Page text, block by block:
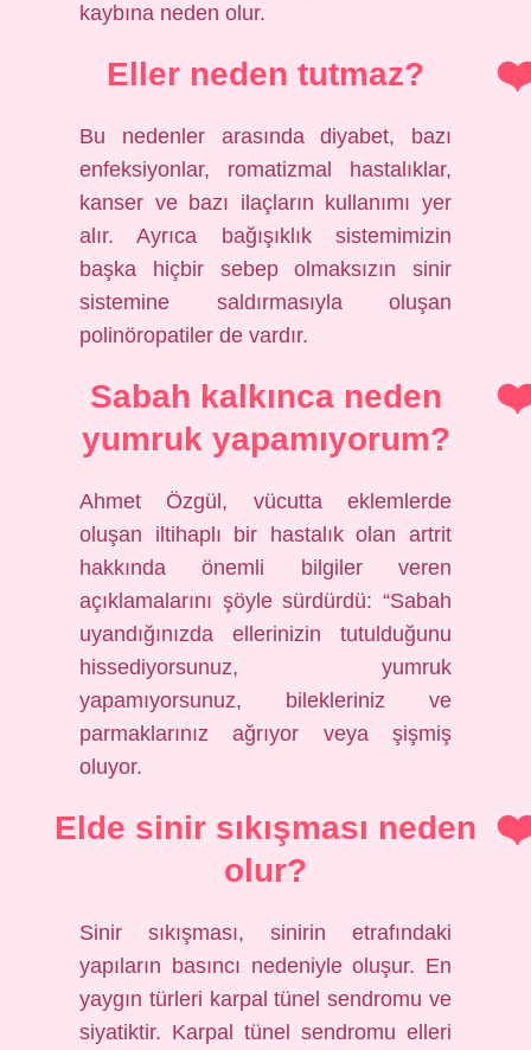
kaybına neden olur.
Eller neden tutmaz?
Bu nedenler arasında diyabet, bazı
enfeksiyonlar, romatizmal hastalıklar,
kanser ve bazı ilaçların kullanımı yer
alır. Ayrıca bağışıklık sistemimizin
başka hiçbir sebep olmaksızın sinir
sistemine saldırmasıyla oluşan
polinöropatiler de vardır.
Sabah kalkınca neden
yumruk yapamıyorum?
Ahmet Özgül, vücutta eklemlerde
oluşan iltihaplı bir hastalık olan artrit
hakkında önemli bilgiler veren
açıklamalarını şöyle sürdürdü: “Sabah
uyandığınızda ellerinizin tutulduğunu
hissediyorsunuz, yumruk
yapamıyorsunuz, bilekleriniz ve
parmaklarınız ağrıyor veya şişmiş
oluyor.
Elde sinir sıkışması neden
olur?
Sinir sıkışması, sinirin etrafındaki
yapıların basıncı nedeniyle oluşur. En
yaygın türleri karpal tünel sendromu ve
siyatiktir. Karpal tünel sendromu elleri